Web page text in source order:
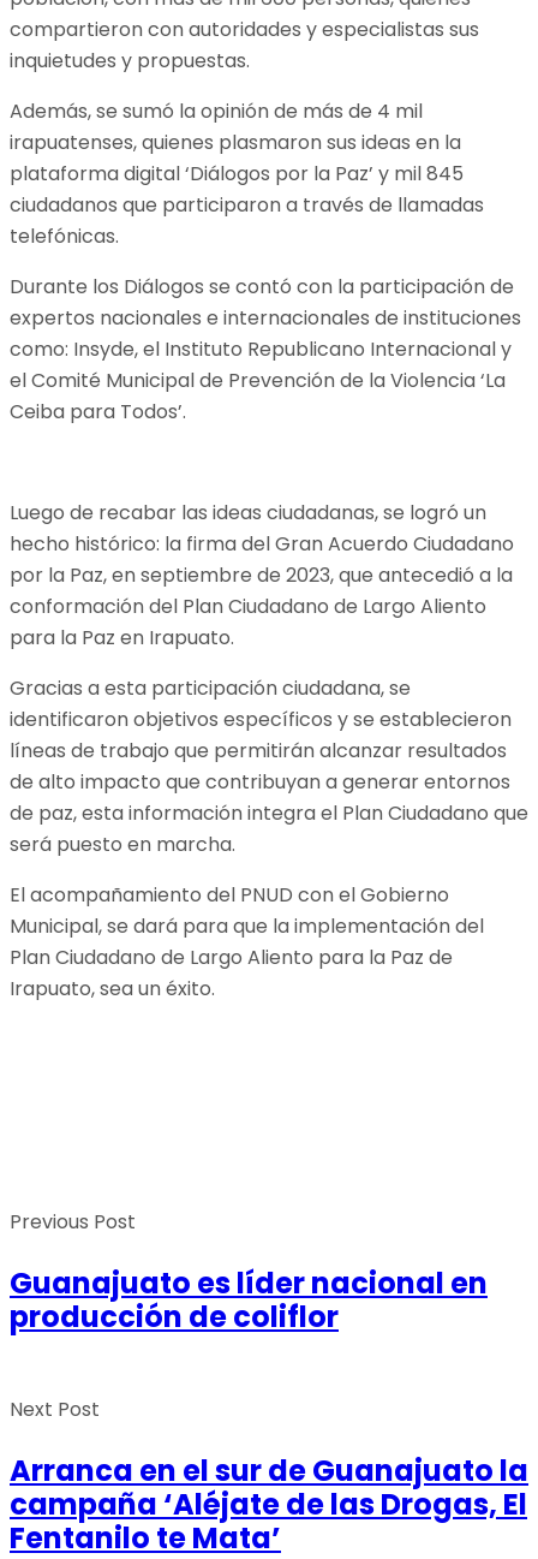
compartieron con autoridades y especialistas sus
inquietudes y propuestas.
Además, se sumó la opinión de más de 4 mil
irapuatenses, quienes plasmaron sus ideas en la
plataforma digital ‘Diálogos por la Paz’ y mil 845
ciudadanos que participaron a través de llamadas
telefónicas.
Durante los Diálogos se contó con la participación de
expertos nacionales e internacionales de instituciones
como: Insyde, el Instituto Republicano Internacional y
el Comité Municipal de Prevención de la Violencia ‘La
Ceiba para Todos’.
Luego de recabar las ideas ciudadanas, se logró un
hecho histórico: la firma del Gran Acuerdo Ciudadano
por la Paz, en septiembre de 2023, que antecedió a la
conformación del Plan Ciudadano de Largo Aliento
para la Paz en Irapuato.
Gracias a esta participación ciudadana, se
identificaron objetivos específicos y se establecieron
líneas de trabajo que permitirán alcanzar resultados
de alto impacto que contribuyan a generar entornos
de paz, esta información integra el Plan Ciudadano que
será puesto en marcha.
El acompañamiento del PNUD con el Gobierno
Municipal, se dará para que la implementación del
Plan Ciudadano de Largo Aliento para la Paz de
Irapuato, sea un éxito.
Previous Post
Guanajuato es líder nacional en
producción de coliflor
Next Post
Arranca en el sur de Guanajuato la
campaña ‘Aléjate de las Drogas, El
Fentanilo te Mata’